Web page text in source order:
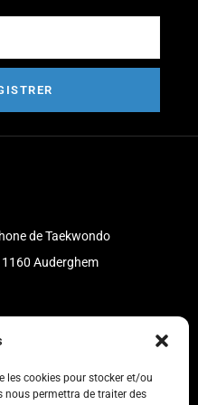
les cookies pour stocker et/ou
nous permettra de traiter des
de Taekwondo
1160 Auderghem